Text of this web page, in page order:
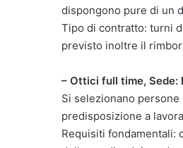
dispongono pure di un
Tipo di contratto: turni
previsto inoltre il
– Ottici full time, Sede:
Si selezionano
predisposizione a
Requisiti fondamentali: